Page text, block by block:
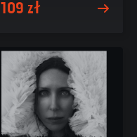
109 zł